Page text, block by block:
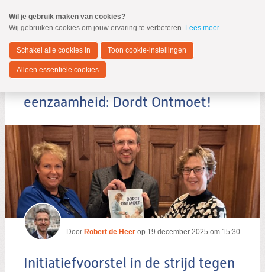
naar
Spring
de
inhoud
Spring
naar
Dordrecht
MENU
Zoeken:
Zoeken
eenzaamheid: Dordt Ontmoet!
Door Robert de Heer op 19 december 2025 om 15:30
Initiatiefvoorstel in de strijd tegen
Wil je gebruik maken van cookies?
Wij gebruiken cookies om jouw ervaring te verbeteren. Lees meer.
Schakel alle cookies in Toon cookie-instellingen
Alleen essentiële cookies